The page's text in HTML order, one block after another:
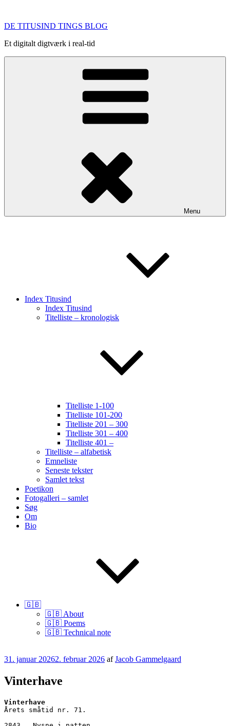
indhold
DE TITUSIND TINGS BLOG
Et digitalt digtværk i real-tid
Menu
Index Titusind
Index Titusind
Titelliste – kronologisk
Titelliste 1-100
Titelliste 101-200
Titelliste 201 – 300
Titelliste 301 – 400
Titelliste 401 –
Titelliste – alfabetisk
Emneliste
Seneste tekster
Samlet tekst
Poetikon
Fotogalleri – samlet
Søg
Om
Bio
🇬🇧
🇬🇧 About
🇬🇧 Poems
🇬🇧 Technical note
Udgivet
31. januar 20262. februar 2026 afJacob Gammelgaard
Vinterhave
Vinterhave
Årets småtid nr. 71.